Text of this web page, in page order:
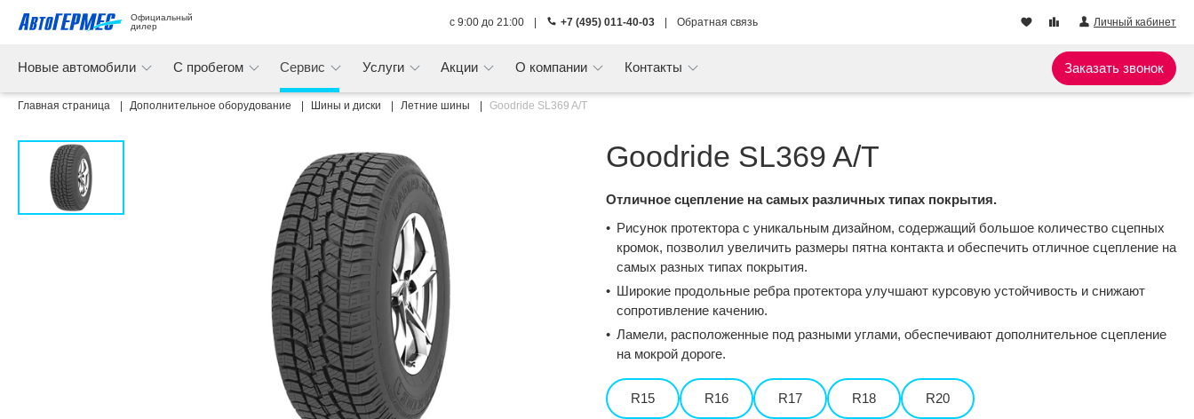
Официальный
дилер
с 9:00 до 21:00 +7 (495) 011-40-03 Обратная связь Личный кабинет
Новые автомобили С пробегом Сервис Услуги Акции О компании Контакты Заказать звонок
Главная страница Дополнительное оборудование Шины и диски Летние шины Goodride SL369 A/T
Goodride SL369 A/T
Отличное сцепление на самых различных типах покрытия.
Рисунок протектора с уникальным дизайном, содержащий большое количество сцепных
кромок, позволил увеличить размеры пятна контакта и обеспечить отличное сцепление на
самых разных типах покрытия.
Широкие продольные ребра протектора улучшают курсовую устойчивость и снижают
сопротивление качению.
Ламели, расположенные под разными углами, обеспечивают дополнительное сцепление
на мокрой дороге.
R15 R16 R17 R18 R20